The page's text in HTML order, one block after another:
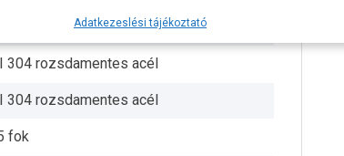
304 rozsdamentes acél
304 rozsdamentes acél
fok
Adatkezeslési tájékoztató